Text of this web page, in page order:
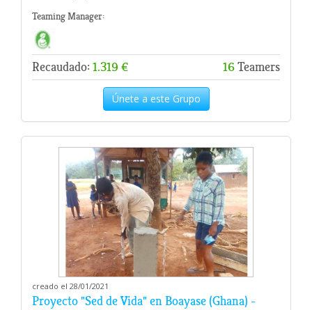
Teaming Manager:
Recaudado: 1.319 € 16Teamers
Únete a este Grupo
creado el 28/01/2021
Proyecto "Sed de Vida" en Boayase (Ghana) -